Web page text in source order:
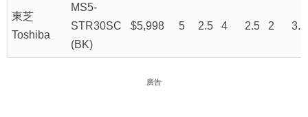
東芝
Toshiba
MS5-
STR30SC
(BK)
$5,998 5 2.5 4 2.5 2 3.5
廣告